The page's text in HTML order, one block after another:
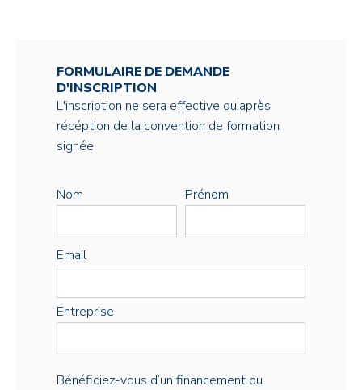
FORMULAIRE DE DEMANDE
D'INSCRIPTION
L'inscription ne sera effective qu'après
récéption de la convention de formation
signée
Nom Prénom
Email
Entreprise
Bénéficiez-vous d’un financement ou